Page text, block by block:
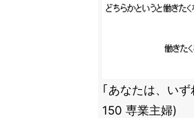
｢あなたは、い
150 専業主婦)